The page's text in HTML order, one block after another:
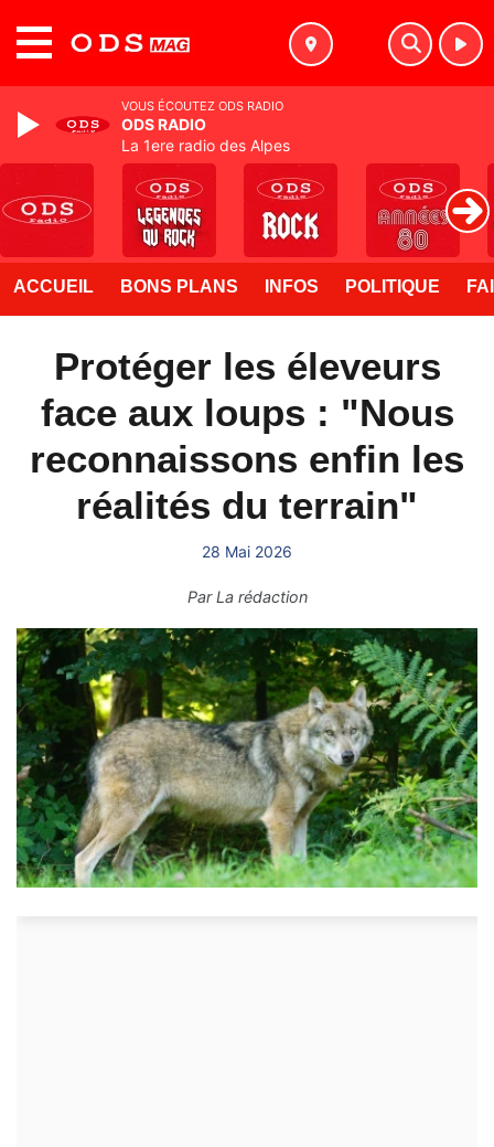
ACCUEIL BONS PLANS INFOS POLITIQUE
Protéger les éleveurs
face aux loups : "Nous
reconnaissons enfin les
réalités du terrain"
28 Mai 2026
ParLa rédaction
VOUS ÉCOUTEZ ODS RADIO
ODS RADIO
La 1ere radio des Alpes